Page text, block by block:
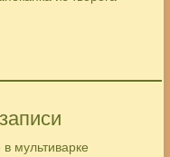
мультиварке